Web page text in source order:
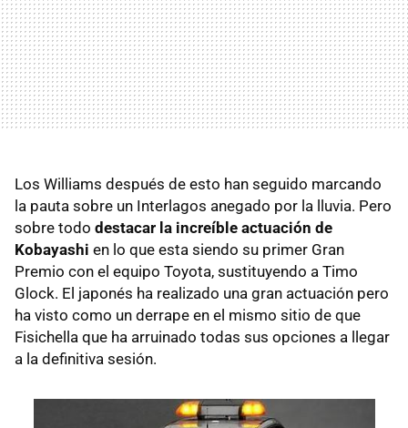
Los Williams después de esto han seguido marcando
la pauta sobre un Interlagos anegado por la lluvia. Pero
sobre todo destacar la increíble actuación de
Kobayashi en lo que esta siendo su primer Gran
Premio con el equipo Toyota, sustituyendo a Timo
Glock. El japonés ha realizado una gran actuación pero
ha visto como un derrape en el mismo sitio de que
Fisichella que ha arruinado todas sus opciones a llegar
a la definitiva sesión.